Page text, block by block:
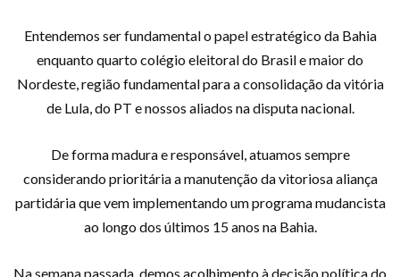
Entendemos ser fundamental o papel estratégico da Bahia
enquanto quarto colégio eleitoral do Brasil e maior do
Nordeste, região fundamental para a consolidação da vitória
de Lula, do PT e nossos aliados na disputa nacional.
De forma madura e responsável, atuamos sempre
considerando prioritária a manutenção da vitoriosa aliança
partidária que vem implementando um programa mudancista
ao longo dos últimos 15 anos na Bahia.
Na semana passada, demos acolhimento à decisão política do